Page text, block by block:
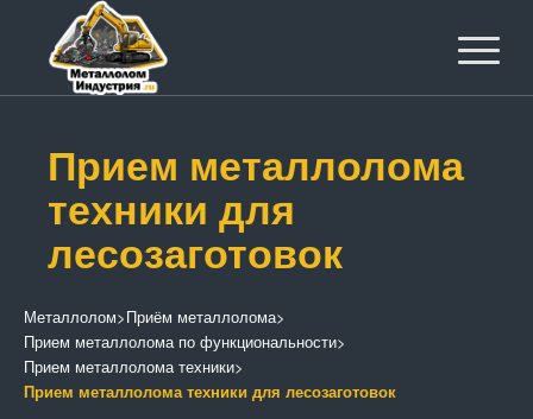
Прием металлолома
техники для
лесозаготовок
Металлолом>Приём металлолома>
Прием металлолома по функциональности>
Прием металлолома техники>
Прием металлолома техники для лесозаготовок